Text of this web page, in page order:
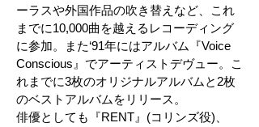
ーラスや外国作品の吹き替えなど、これ
までに10,000曲を越えるレコーディング
に参加。また‘91年にはアルバム『Voice
Conscious』でアーティストデヴュー。こ
れまでに3枚のオリジナルアルバムと2枚
のベストアルバムをリリース。
俳優としても『RENT』(コリンズ役)、